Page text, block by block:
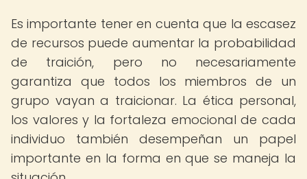
Es importante tener en cuenta que la escasez
de recursos puede aumentar la probabilidad
de traición, pero no necesariamente
garantiza que todos los miembros de un
grupo vayan a traicionar. La ética personal,
los valores y la fortaleza emocional de cada
individuo también desempeñan un papel
importante en la forma en que se maneja la